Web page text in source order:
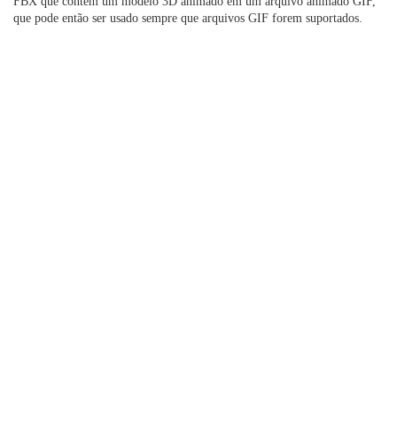
que pode então ser usado sempre que arquivos GIF forem suportados.